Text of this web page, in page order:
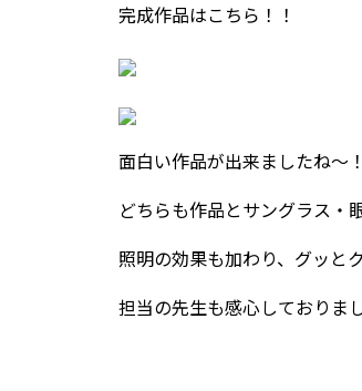
完成作品はこちら！！
面白い作品が出来ましたね～
どちらも作品とサングラス・
照明の効果も加わり、グッと
担当の先生も感心しておりま